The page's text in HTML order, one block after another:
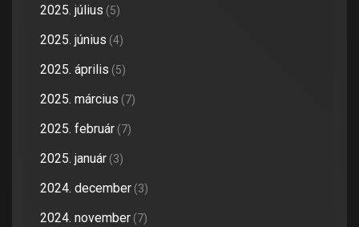
2025. július (5)
2025. június (4)
2025. április (5)
2025. március (7)
2025. február (7)
2025. január (3)
2024. december (3)
2024. november (7)